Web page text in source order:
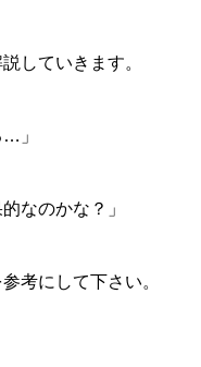
していきます。
」
なのかな？」
考にして下さい。